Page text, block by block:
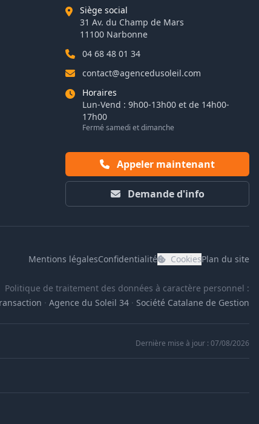
Siège social
31 Av. du Champ de Mars
11100 Narbonne
04 68 48 01 34
contact@agencedusoleil.com
Horaires
Lun-Vend : 9h00-13h00 et de 14h00-
17h00
Fermé samedi et dimanche
Appeler maintenant
Demande d'info
Mentions légalesConfidentialité CookiesPlan du site
Politique de traitement des données à caractère personnel :
· Agence du Soleil 34 · Société Catalane de Gestion
Dernière mise à jour : 07/08/2026